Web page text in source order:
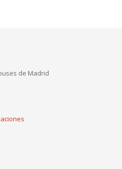
de Madrid